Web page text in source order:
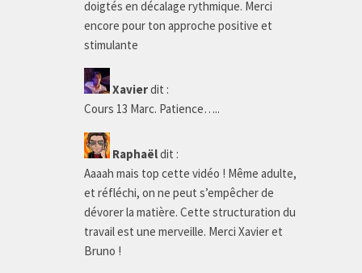
doigtés en décalage rythmique. Merci
encore pour ton approche positive et
stimulante
Xavierdit :
Cours 13 Marc. Patience…..
Raphaëldit :
Aaaah mais top cette vidéo ! Même adulte,
et réfléchi, on ne peut s’empêcher de
dévorer la matière. Cette structuration du
travail est une merveille. Merci Xavier et
Bruno !